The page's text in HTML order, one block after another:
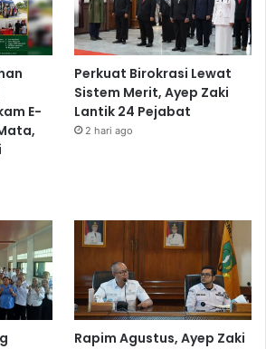
E-
Perkuat Birokrasi Lewat
Sistem Merit, Ayep Zaki
Lantik 24 Pejabat
2 hari ago
Rapim Agustus, Ayep Zaki